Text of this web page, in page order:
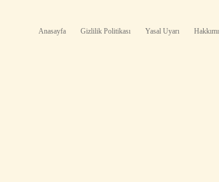
Anasayfa Gizlilik Politikası Yasal Uyarı